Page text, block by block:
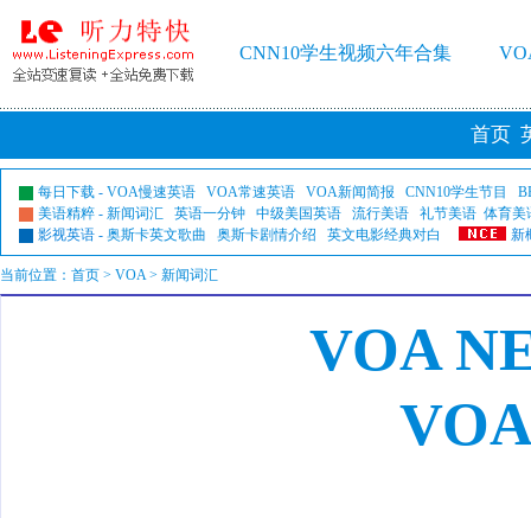
CNN10学生视频六年合集
首页
每日下载 - VOA慢速英语 VOA常速英语 VOA新闻简报 CNN10学生节目
美语精粹 - 新闻词汇 英语一分钟 中级美国英语 流行美语 礼节美语 体育美
影视英语 - 奥斯卡英文歌曲 奥斯卡剧情介绍 英文电影经典对白 新
当前位置： 首页 > VOA> 新闻词汇
VOA